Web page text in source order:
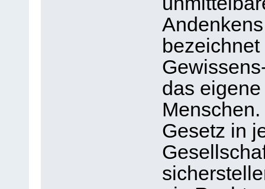
das
Gesetz in